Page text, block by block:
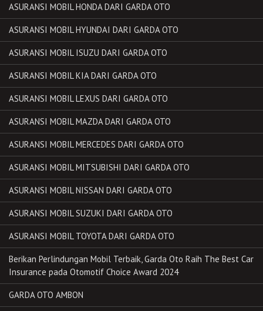
ASURANSI MOBIL HONDA DARI GARDA OTO
ASURANSI MOBIL HYUNDAI DARI GARDA OTO
ASURANSI MOBIL ISUZU DARI GARDA OTO
ASURANSI MOBIL KIA DARI GARDA OTO
ASURANSI MOBIL LEXUS DARI GARDA OTO
ASURANSI MOBIL MAZDA DARI GARDA OTO
ASURANSI MOBIL MERCEDES DARI GARDA OTO
ASURANSI MOBIL MITSUBISHI DARI GARDA OTO
ASURANSI MOBIL NISSAN DARI GARDA OTO
ASURANSI MOBIL SUZUKI DARI GARDA OTO
ASURANSI MOBIL TOYOTA DARI GARDA OTO
Berikan Perlindungan Mobil Terbaik, Garda Oto Raih The Best Car
Insurance pada Otomotif Choice Award 2024
GARDA OTO AMBON